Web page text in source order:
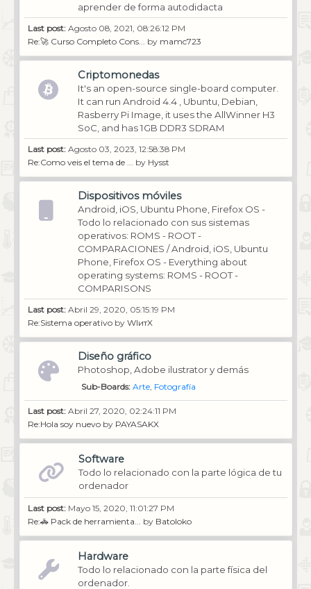
aprender de forma autodidacta
Last post: Agosto 08, 2021, 08:26:12 PM
Re:🚀 Curso Completo Cons...
by mamc723
Criptomonedas
It's an open-source single-board computer.
It can run Android 4.4 , Ubuntu, Debian,
Rasberry Pi Image, it uses the AllWinner H3
SoC, and has 1GB DDR3 SDRAM
Last post: Agosto 03, 2023, 12:58:38 PM
Re:Como veis el tema de ...
by Hysst
Dispositivos móviles
Android, iOS, Ubuntu Phone, Firefox OS -
Todo lo relacionado con sus sistemas
operativos: ROMS - ROOT -
COMPARACIONES / Android, iOS, Ubuntu
Phone, Firefox OS - Everything about
operating systems: ROMS - ROOT -
COMPARISONS
Last post: Abril 29, 2020, 05:15:19 PM
Re:Sistema operativo by WIитX
Diseño gráfico
Photoshop, Adobe ilustrator y demás
Sub-Boards Arte Fotografía
Last post: Abril 27, 2020, 02:24:11 PM
Re:Hola soy nuevoby PAYASAKX
Software
Todo lo relacionado con la parte lógica de tu
ordenador
Last post: Mayo 15, 2020, 11:01:27 PM
Re:🚓 Pack de herramienta...
by Batoloko
Hardware
Todo lo relacionado con la parte física del
ordenador.